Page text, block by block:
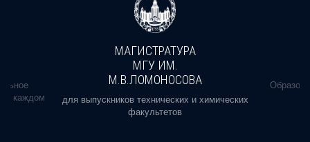
в каждом
МАГИСТРАТУРА
МГУ ИМ.
М.В.ЛОМОНОСОВА
для выпускников технических и химических
факультетов